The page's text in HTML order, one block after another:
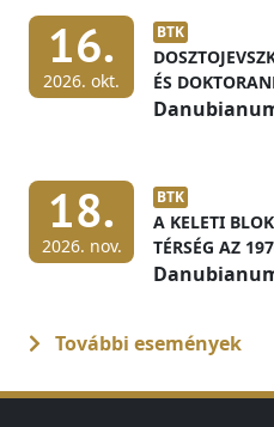
16.
2026. okt.
BTK
ÉS
18.
2026. nov.
BTK
A KELETI
TÉRSÉG AZ
MAGYAR
További események